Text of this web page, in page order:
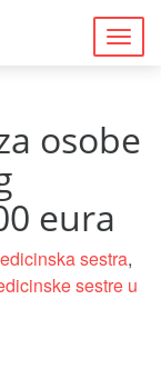
osobe
eura
sestra,
sestre u